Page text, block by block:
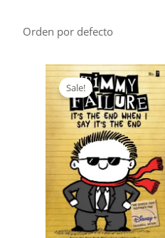
Sale!